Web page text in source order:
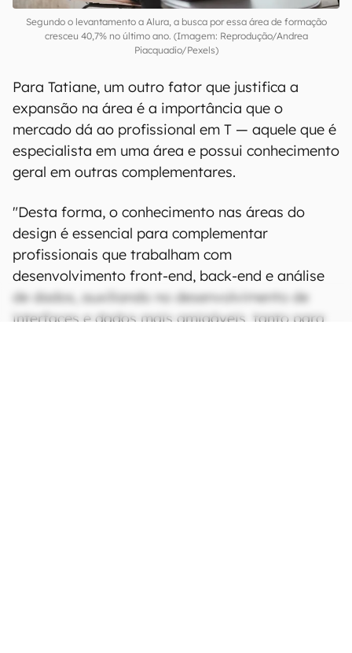
Segundo o levantamento a Alura, a busca por essa área de formação
cresceu 40,7% no último ano. (Imagem: Reprodução/Andrea
Piacquadio/Pexels)
Para Tatiane, um outro fator que justifica a
expansão na área é a importância que o
mercado dá ao profissional em T — aquele que é
especialista em uma área e possui conhecimento
geral em outras complementares.
"Desta forma, o conhecimento nas áreas do
design é essencial para complementar
profissionais que trabalham com
desenvolvimento front-end, back-end e análise
de dados, auxiliando no desenvolvimento de
interfaces e dados mais amigáveis, tanto para